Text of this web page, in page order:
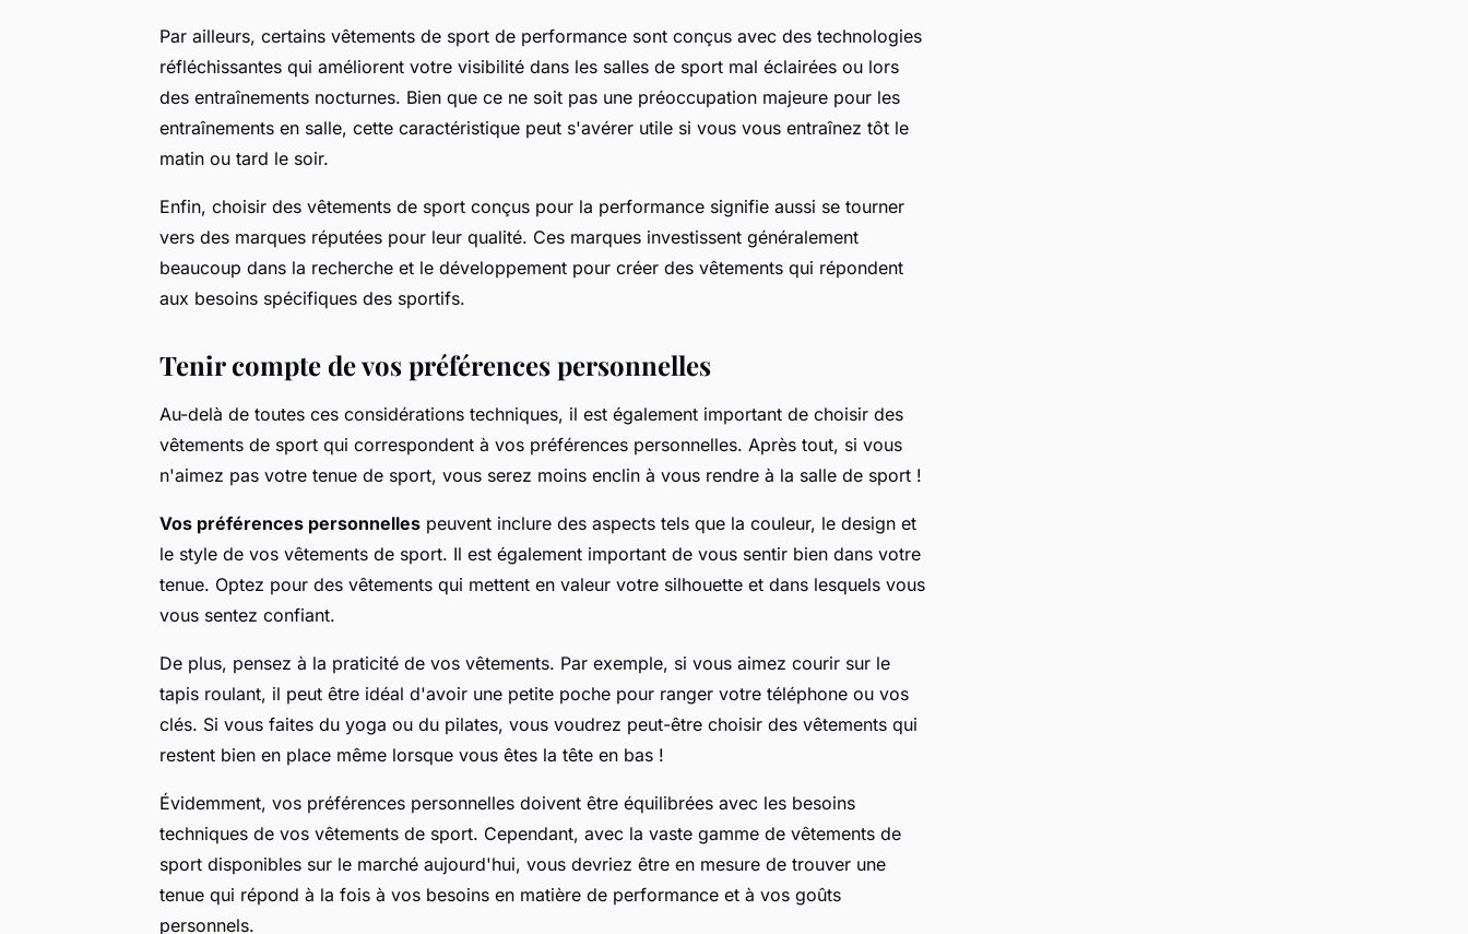
Par ailleurs, certains vêtements de sport de performance sont conçus avec des technologies
réfléchissantes qui améliorent votre visibilité dans les salles de sport mal éclairées ou lors
des entraînements nocturnes. Bien que ce ne soit pas une préoccupation majeure pour les
entraînements en salle, cette caractéristique peut s'avérer utile si vous vous entraînez tôt le
matin ou tard le soir.
Enfin, choisir des vêtements de sport conçus pour la performance signifie aussi se tourner
vers des marques réputées pour leur qualité. Ces marques investissent généralement
beaucoup dans la recherche et le développement pour créer des vêtements qui répondent
aux besoins spécifiques des sportifs.
Tenir compte de vos préférences personnelles
Au-delà de toutes ces considérations techniques, il est également important de choisir des
vêtements de sport qui correspondent à vos préférences personnelles. Après tout, si vous
n'aimez pas votre tenue de sport, vous serez moins enclin à vous rendre à la salle de sport !
Vos préférences personnelles peuvent inclure des aspects tels que la couleur, le design et
le style de vos vêtements de sport. Il est également important de vous sentir bien dans votre
tenue. Optez pour des vêtements qui mettent en valeur votre silhouette et dans lesquels vous
vous sentez confiant.
De plus, pensez à la praticité de vos vêtements. Par exemple, si vous aimez courir sur le
tapis roulant, il peut être idéal d'avoir une petite poche pour ranger votre téléphone ou vos
clés. Si vous faites du yoga ou du pilates, vous voudrez peut-être choisir des vêtements qui
restent bien en place même lorsque vous êtes la tête en bas !
Évidemment, vos préférences personnelles doivent être équilibrées avec les besoins
techniques de vos vêtements de sport. Cependant, avec la vaste gamme de vêtements de
sport disponibles sur le marché aujourd'hui, vous devriez être en mesure de trouver une
tenue qui répond à la fois à vos besoins en matière de performance et à vos goûts
personnels.